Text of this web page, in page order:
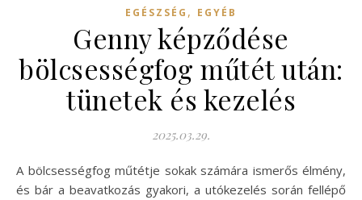
EGÉSZSÉG , EGYÉB
Genny képződése
bölcsességfog műtét után:
tünetek és kezelés
2025.03.29.
A bölcsességfog műtétje sokak számára ismerős élmény,
és bár a beavatkozás gyakori, a utókezelés során fellépő